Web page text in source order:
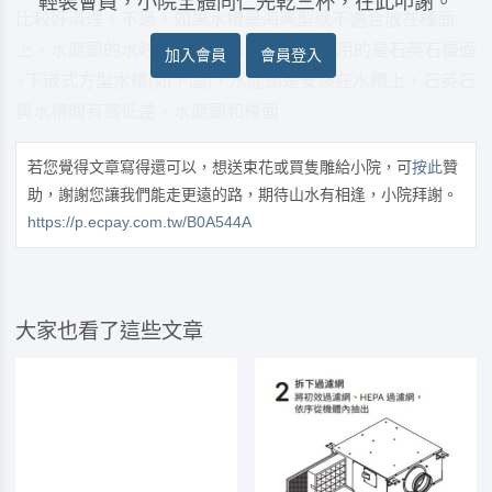
上，水龍頭的水較易濺到檯面上。 若廚房用的是石英石檯面
+下嵌式方型水槽(如下圖)，水龍頭是安裝在水槽上，石英石
加入會員 會員登入
若您覺得文章寫得還可以，想送束花或買隻雕給小院，可按此贊
助，謝謝您讓我們能走更遠的路，期待山水有相逢，小院拜謝。
https://p.ecpay.com.tw/B0A544A
大家也看了這些文章